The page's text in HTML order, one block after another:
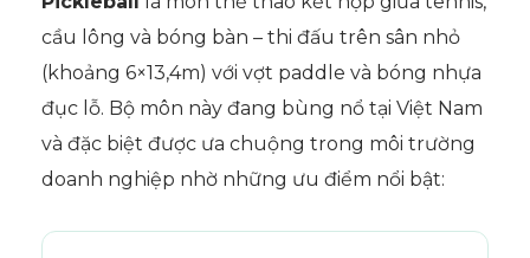
cầu lông và bóng bàn – thi đấu trên sân nhỏ
(khoảng 6×13,4m) với vợt paddle và bóng nhựa
đục lỗ. Bộ môn này đang bùng nổ tại Việt Nam
và đặc biệt được ưa chuộng trong môi trường
doanh nghiệp nhờ những ưu điểm nổi bật: